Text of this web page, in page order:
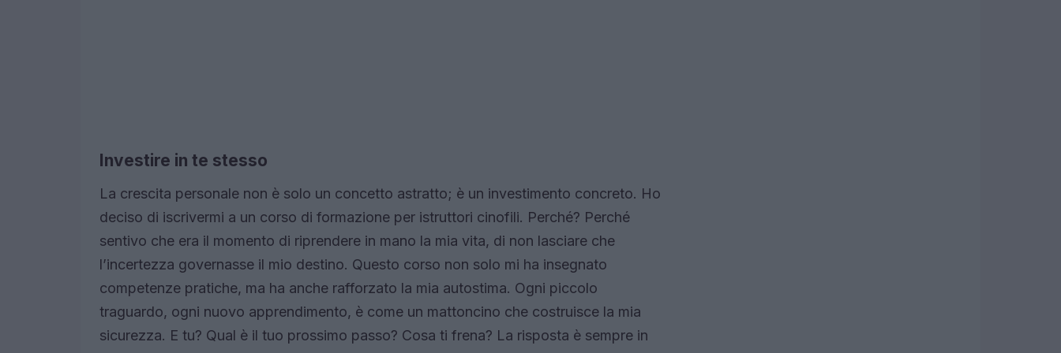
Investire in te stesso
La crescita personale non è solo un concetto astratto; è un investimento concreto. Ho
deciso di iscrivermi a un corso di formazione per istruttori cinofili. Perché? Perché
sentivo che era il momento di riprendere in mano la mia vita, di non lasciare che
l’incertezza governasse il mio destino. Questo corso non solo mi ha insegnato
competenze pratiche, ma ha anche rafforzato la mia autostima. Ogni piccolo
traguardo, ogni nuovo apprendimento, è come un mattoncino che costruisce la mia
sicurezza. E tu? Qual è il tuo prossimo passo? Cosa ti frena? La risposta è sempre in